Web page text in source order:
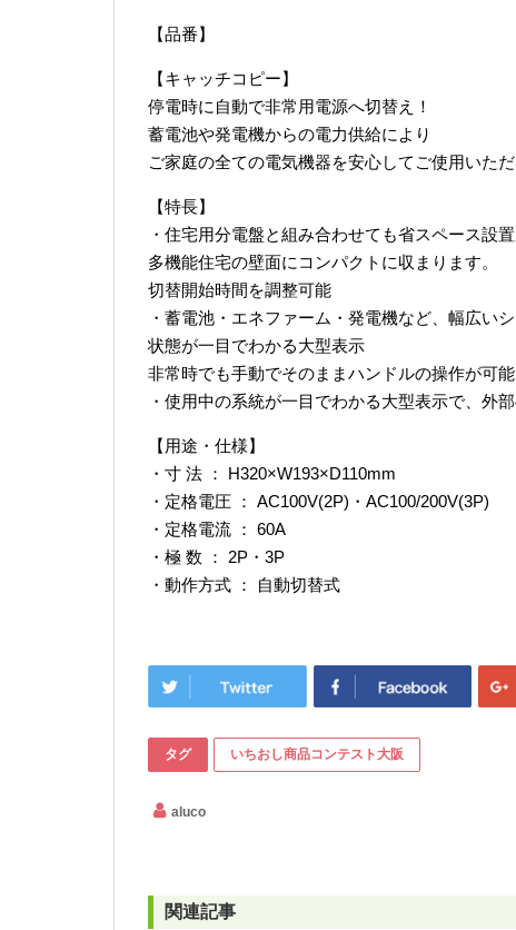
【品番】
【キャッチコピー】
停電時に自動で非常用電源へ切替え！
蓄電池や発電機からの電力供給により
ご家庭の全ての電気機器を安心してご使用いただ
【特長】
・住宅用分電盤と組み合わせても省スペース設
多機能住宅の壁面にコンパクトに収まります。
切替開始時間を調整可能
・蓄電池・エネファーム・発電機など、幅広い
状態が一目でわかる大型表示
非常時でも手動でそのままハンドルの操作が可能
・使用中の系統が一目でわかる大型表示で、外
【用途・仕様】
・寸 法 ： H320×W193×D110mm
・定格電圧 ： AC100V(2P)・AC100/200V(3P)
・定格電流 ： 60A
・極 数 ： 2P・3P
・動作方式 ： 自動切替式
タグ いちおし商品コンテスト大阪
aluco
関連記事